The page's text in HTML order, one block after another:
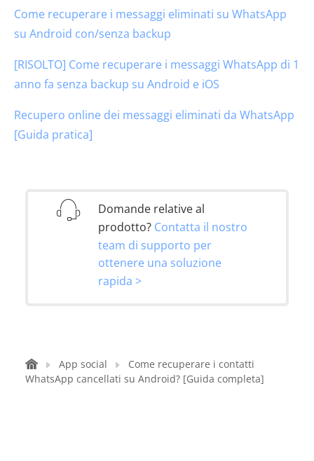
Come recuperare i messaggi eliminati su WhatsApp
su Android con/senza backup
[RISOLTO] Come recuperare i messaggi WhatsApp di 1
anno fa senza backup su Android e iOS
Recupero online dei messaggi eliminati da WhatsApp
[Guida pratica]
Domande relative al
prodotto? Contatta il nostro
team di supporto per
ottenere una soluzione
rapida >
App social
Come recuperare i contatti
WhatsApp cancellati su Android? [Guida completa]